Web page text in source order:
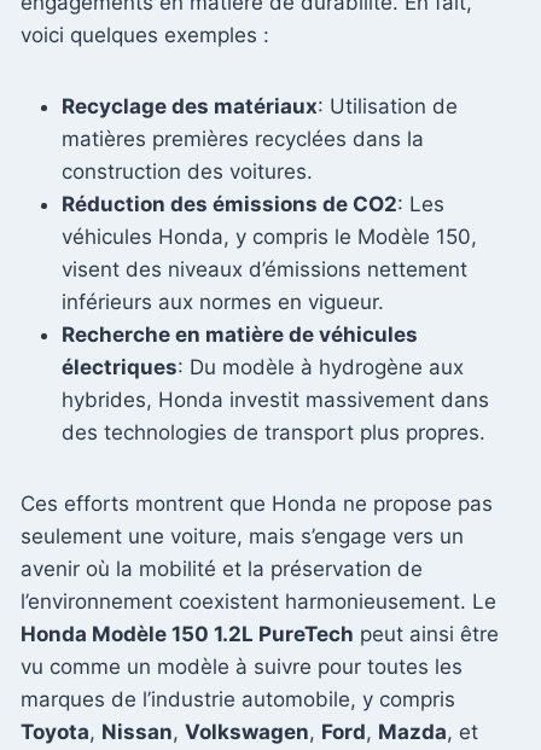
voici quelques exemples :
Recyclage des matériaux: Utilisation de
matières premières recyclées dans la
construction des voitures.
Réduction des émissions de CO2: Les
véhicules Honda, y compris le Modèle 150,
visent des niveaux d’émissions nettement
inférieurs aux normes en vigueur.
Recherche en matière de véhicules
électriques: Du modèle à hydrogène aux
hybrides, Honda investit massivement dans
des technologies de transport plus propres.
Ces efforts montrent que Honda ne propose pas
seulement une voiture, mais s’engage vers un
avenir où la mobilité et la préservation de
l’environnement coexistent harmonieusement. Le
Honda Modèle 150 1.2L PureTech peut ainsi être
vu comme un modèle à suivre pour toutes les
marques de l’industrie automobile, y compris
Toyota, Nissan, Volkswagen, Ford, Mazda, et